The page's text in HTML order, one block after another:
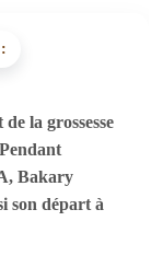
la grossesse
Bakary
son départ à